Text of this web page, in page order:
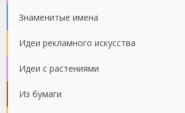
Знаменитые имена
Идеи рекламного искусства
Идеи с растениями
Из бумаги